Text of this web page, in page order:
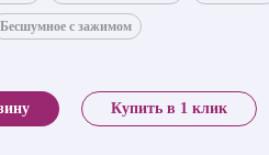
Бесшумное с зажимом
Купить в 1 клик